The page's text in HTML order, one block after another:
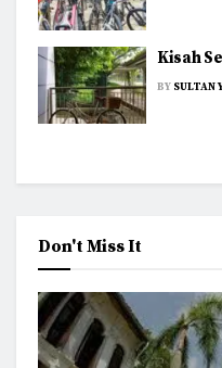
Kisah
BY SULTAN
Don't Miss It